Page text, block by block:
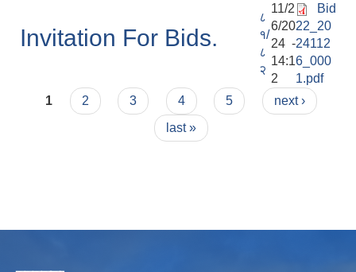
Invitation For Bids.
८
१/
८
२
11/2
6/20
24 -
14:1
2
Bid
22_20
24112
6_000
1.pdf
Pages
1 2 3 4 5
next ›
last »